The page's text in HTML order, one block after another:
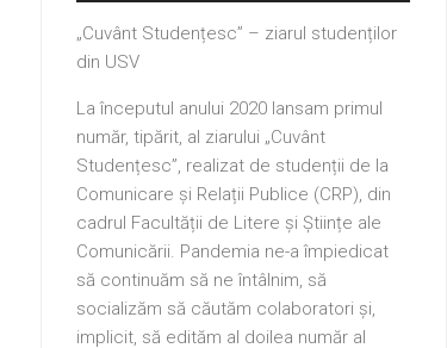
„Cuvânt Studențesc” – ziarul studenților
din USV
La începutul anului 2020 lansam primul
număr, tipărit, al ziarului „Cuvânt
Studențesc”, realizat de studenții de la
Comunicare și Relații Publice (CRP), din
cadrul Facultății de Litere și Științe ale
Comunicării. Pandemia ne-a împiedicat
să continuăm să ne întâlnim, să
socializăm să căutăm colaboratori și,
implicit, să edităm al doilea număr al